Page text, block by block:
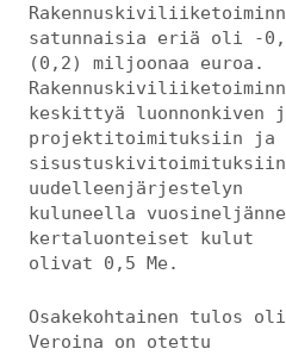
satunnaisia eriä oli -
(0,2) miljoonaa euroa.
keskittyä luonnonkiven
projektitoimituksiin ja
uudelleenjärjestelyn
kuluneella
kertaluonteiset kulut
olivat 0,5 Me.
Osakekohtainen tulos
Veroina on otettu